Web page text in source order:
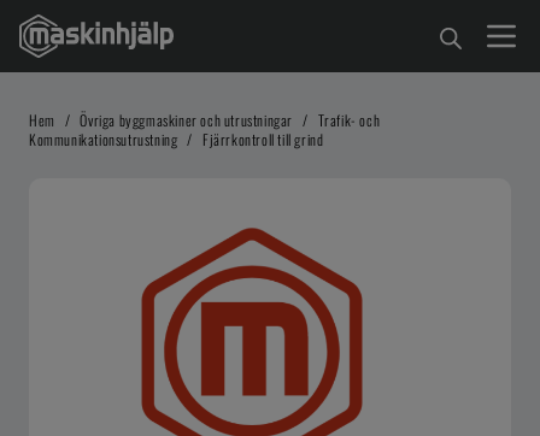
Hem / Övriga byggmaskiner och utrustningar / Trafik- och
Kommunikationsutrustning / Fjärrkontroll till grind